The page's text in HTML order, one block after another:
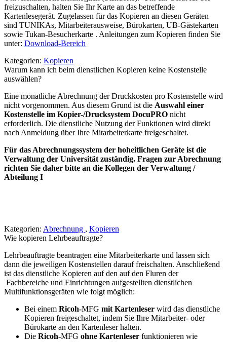
freizuschalten, halten Sie Ihr Karte an das betreffende
Kartenlesegerät. Zugelassen für das Kopieren an diesen Geräten
sind TUNIKAs, Mitarbeiterausweise, Bürokarten, UB-Gästekarten
sowie Tukan-Besucherkarte . Anleitungen zum Kopieren finden Sie
unter: Download-Bereich
Kategorien: Kopieren
Warum kann ich beim dienstlichen Kopieren keine Kostenstelle
auswählen?
Eine monatliche Abrechnung der Druckkosten pro Kostenstelle wird
nicht vorgenommen. Aus diesem Grund ist die Auswahl einer
Kostenstelle im Kopier-/Drucksystem DocuPRO nicht
erforderlich. Die dienstliche Nutzung der Funktionen wird direkt
nach Anmeldung über Ihre Mitarbeiterkarte freigeschaltet.
Für das Abrechnungssystem der hoheitlichen Geräte ist die
Verwaltung der Universität zuständig. Fragen zur Abrechnung
richten Sie daher bitte an die Kollegen der Verwaltung /
Abteilung I
Kategorien: Abrechnung , Kopieren
Wie kopieren Lehrbeauftragte?
Lehrbeauftragte beantragen eine Mitarbeiterkarte und lassen sich
dann die jeweiligen Kostenstellen darauf freischalten. Anschließend
ist das dienstliche Kopieren auf den auf den Fluren der
Fachbereiche und Einrichtungen aufgestellten dienstlichen
Multifunktionsgeräten wie folgt möglich:
Bei einem Ricoh-MFG mit Kartenleser wird das dienstliche
Kopieren freigeschaltet, indem Sie Ihre Mitarbeiter- oder
Bürokarte an den Kartenleser halten.
Die Ricoh-MFG ohne Kartenleser funktionieren wie